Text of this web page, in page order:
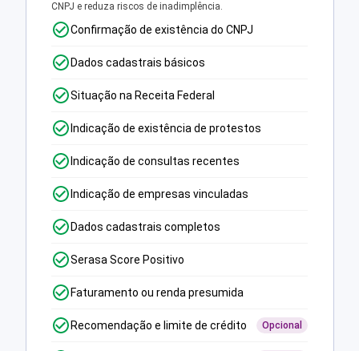
CNPJ e reduza riscos de inadimplência.
Confirmação de existência do CNPJ
Dados cadastrais básicos
Situação na Receita Federal
Indicação de existência de protestos
Indicação de consultas recentes
Indicação de empresas vinculadas
Dados cadastrais completos
Serasa Score Positivo
Faturamento ou renda presumida
Recomendação e limite de crédito Opcional